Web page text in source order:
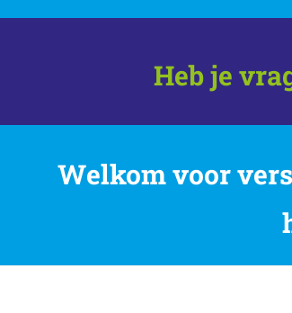
Heb je
Welkom voor